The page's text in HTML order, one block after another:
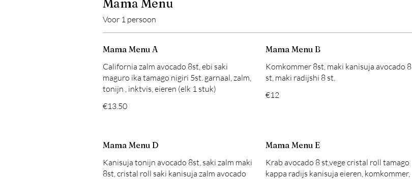
Mama Menu
Voor 1 persoon
Mama Menu A
California zalm avocado 8st, ebi saki
maguro ika tamago nigiri 5st. garnaal, zalm,
tonijn , inktvis, eieren (elk 1 stuk)
€13.50
Mama Menu B
Komkommer 8st, maki kanisuja avocado 8
€12
Mama Menu D
Kanisuja tonijn avocado 8st, saki zalm maki
8st, cristal roll saki kanisuja zalm avocado
Mama Menu E
Krab avocado 8 st,vege cristal roll tamago
kappa radijs kanisuja eieren, komkommer,